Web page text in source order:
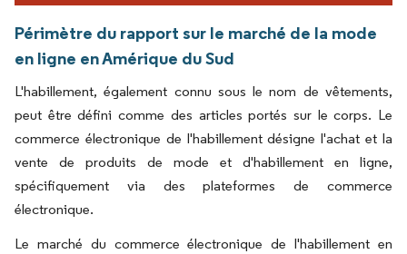
Périmètre du rapport sur le marché de la mode
en ligne en Amérique du Sud
L'habillement, également connu sous le nom de vêtements,
peut être défini comme des articles portés sur le corps. Le
commerce électronique de l'habillement désigne l'achat et la
vente de produits de mode et d'habillement en ligne,
spécifiquement via des plateformes de commerce
électronique.
Le marché du commerce électronique de l'habillement en